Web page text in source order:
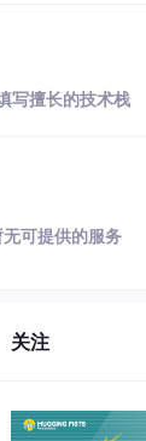
写擅长的技术栈
无可提供的服务
关注